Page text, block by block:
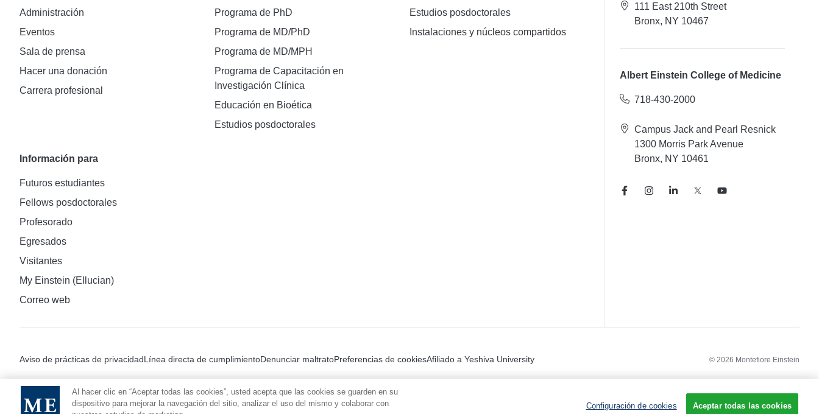
Administración
Eventos
Sala de prensa
Hacer una donación
Carrera profesional
Programa de PhD
Programa de MD/PhD
Programa de MD/MPH
Programa de Capacitación en
Investigación Clínica
Educación en Bioética
Estudios posdoctorales
Estudios posdoctorales
Instalaciones y núcleos compartidos
Información para
Futuros estudiantes
Fellows posdoctorales
Profesorado
Egresados
Visitantes
My Einstein (Ellucian)
Correo web
111 East 210th Street
Bronx, NY 10467
Albert Einstein College of Medicine
718-430-2000
Campus Jack and Pearl Resnick
1300 Morris Park Avenue
Bronx, NY 10461
Aviso de prácticas de privacidadLínea directa de cumplimientoDenunciar maltratoPreferencias de cookiesAfiliado a Yeshiva University © 2026 Montefiore Einstein
Al hacer clic en “Aceptar todas las cookies”, usted acepta que las cookies se guarden en su
dispositivo para mejorar la navegación del sitio, analizar el uso del mismo y colaborar con
Configuración de cookies Aceptar todas las cookies